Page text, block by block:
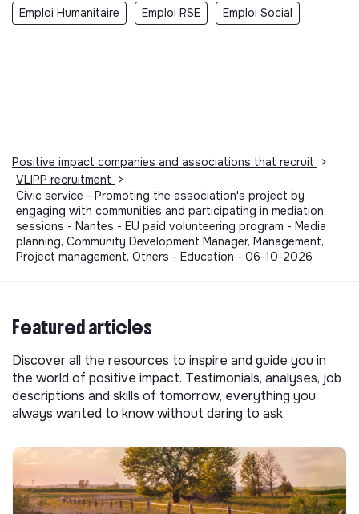
Emploi Humanitaire Emploi RSE Emploi Social
Positive impact companies and associations that recruit
>
VLIPP recruitment
>
Civic service - Promoting the association's project by
engaging with communities and participating in mediation
sessions - Nantes - EU paid volunteering program - Media
planning, Community Development Manager, Management,
Project management, Others - Education - 06-10-2026
Featured articles
Discover all the resources to inspire and guide you in
the world of positive impact. Testimonials, analyses, job
descriptions and skills of tomorrow, everything you
always wanted to know without daring to ask.